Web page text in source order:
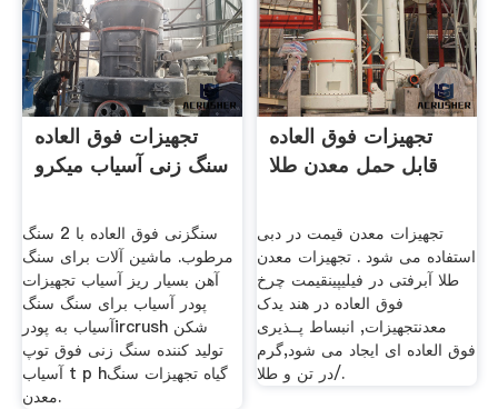
تجهیزات فوق العاده
سنگ زنی آسیاب میکرو
سنگزنی فوق العاده با 2 سنگ
مرطوب. ماشین آلات برای سنگ
آهن بسیار ریز آسیاب تجهیزات
پودر آسیاب برای سنگ سنگ
آسیاب به پودرircrush شکن
تولید کننده سنگ زنی فوق توپ
آسیاب t p hگیاه تجهیزات سنگ
معدن.
تجهیزات فوق العاده
قابل حمل معدن طلا
تجهیزات معدن قیمت در دبی
استفاده می شود . تجهیزات معدن
طلا آبرفتی در فیلیپین قیمت چرخ
فوق العاده در هند یدک
معدنتجهیزات, انبساط پــذیری
فوق العاده ای ایجاد می شود,گرم
در تن و طلا/.